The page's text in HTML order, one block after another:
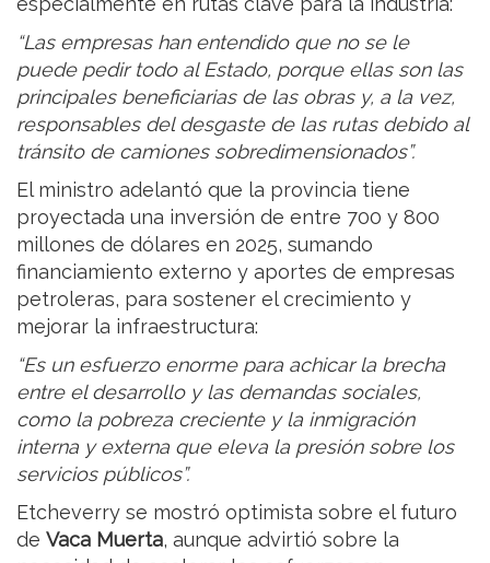
“Las empresas han entendido que no se le
puede pedir todo al Estado, porque ellas son las
principales beneficiarias de las obras y, a la vez,
responsables del desgaste de las rutas debido al
tránsito de camiones sobredimensionados”.
El ministro adelantó que la provincia tiene
proyectada una inversión de entre 700 y 800
millones de dólares en 2025, sumando
financiamiento externo y aportes de empresas
petroleras, para sostener el crecimiento y
mejorar la infraestructura:
“Es un esfuerzo enorme para achicar la brecha
entre el desarrollo y las demandas sociales,
como la pobreza creciente y la inmigración
interna y externa que eleva la presión sobre los
servicios públicos”.
Etcheverry se mostró optimista sobre el futuro
de Vaca Muerta, aunque advirtió sobre la